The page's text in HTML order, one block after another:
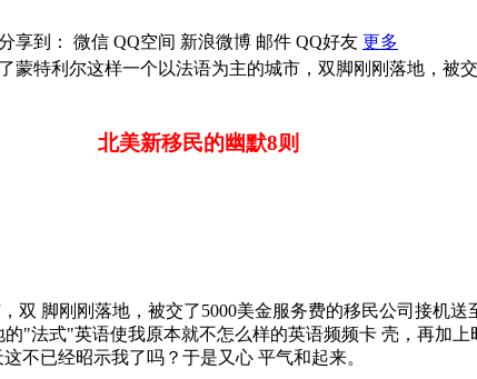
享到： 微信 QQ空间 新浪微博 邮件 QQ好友 更多
特利尔这样一个以法语为主的城市，双脚刚刚落地，被
北美新移民的幽默8则
脚刚刚落地，被交了5000美金服务费的移民公司接机送
"法式"英语使我原本就不怎么样的英语频频卡 壳，再加
不已经昭示我了吗？于是又心 平气和起来。